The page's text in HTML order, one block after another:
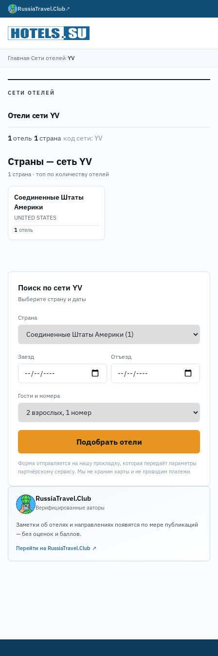
RussiaTravel.Club↗
Главная›Сети отелей›YV
СЕТИ ОТЕЛЕЙ
Отели сети YV
1отель·1страна·код сети: YV
Страны — сеть YV
1 страна · топ по количеству отелей
Соединенные Штаты
Америки
UNITED STATES
1 отель
Поиск по сети YV
Выберите страну и даты
Страна
Заезд Отъезд
Гости и номера
Подобрать отели
Форма отправляется на нашу прокладку, которая передаёт параметры
партнёрскому сервису. Мы не храним карты и не проводим платежи.
RussiaTravel.Club
Верифицированные авторы
Заметки об отелях и направлениях появятся по мере публикаций
— без оценок и баллов.
Перейти на RussiaTravel.Club ↗